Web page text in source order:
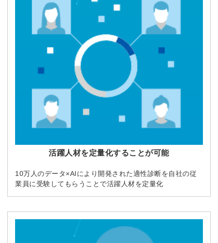
活躍人材を定量化することが可能
10万人のデータ×AIにより開発された適性診断を自社の従
業員に受験してもらうことで活躍人材を定量化